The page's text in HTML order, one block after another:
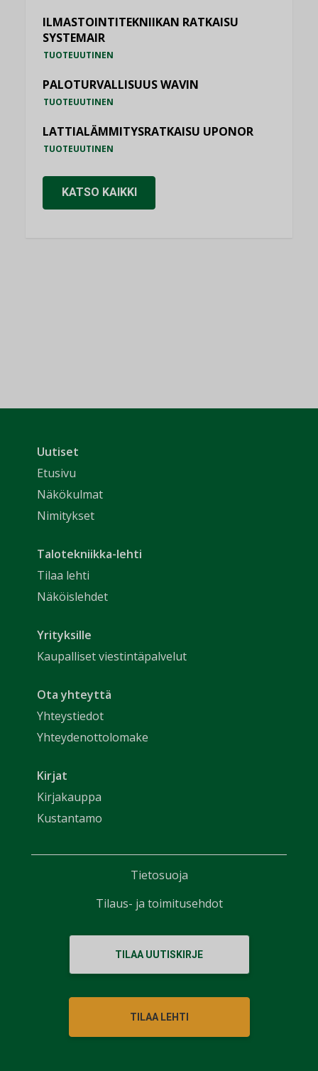
ILMASTOINTITEKNIIKAN RATKAISU
SYSTEMAIR
TUOTEUUTINEN
PALOTURVALLISUUS WAVIN
TUOTEUUTINEN
LATTIALÄMMITYSRATKAISU UPONOR
TUOTEUUTINEN
KATSO KAIKKI
Uutiset
Etusivu
Näkökulmat
Nimitykset
Talotekniikka-lehti
Tilaa lehti
Näköislehdet
Yrityksille
Kaupalliset viestintäpalvelut
Ota yhteyttä
Yhteystiedot
Yhteydenottolomake
Kirjat
Kirjakauppa
Kustantamo
TILAA UUTISKIRJE
TILAA LEHTI
Tietosuoja
Tilaus- ja toimitusehdot